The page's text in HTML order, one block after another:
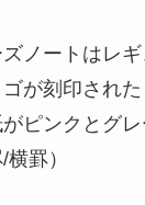
ノートはレ
が刻印され
ピンクとグ
罫）